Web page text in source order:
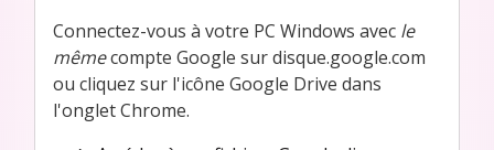
Connectez-vous à votre PC Windows avec le
mêmecompte Google sur disque.google.com
ou cliquez sur l'icône Google Drive dans
l'onglet Chrome.